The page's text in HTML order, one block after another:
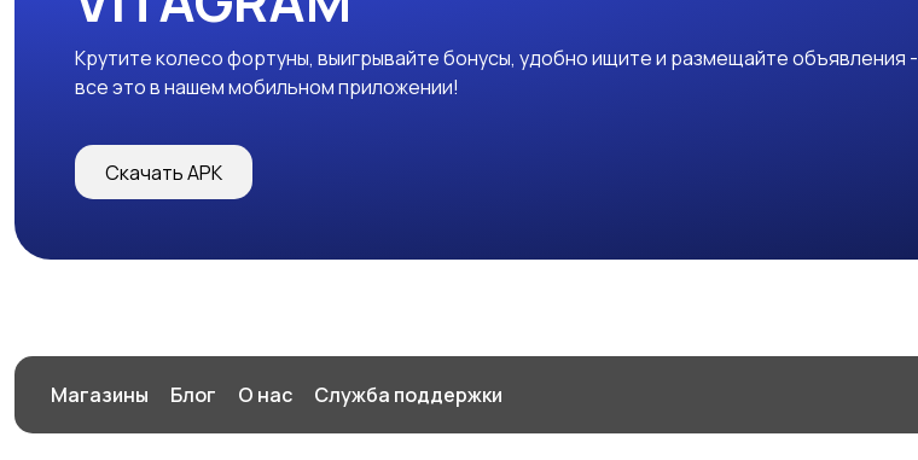
Крутите колесо фортуны, выигрывайте бонусы, удобно ищите и размещайте объявления -
все это в нашем мобильном приложении!
Скачать APK
Магазины Блог О нас Служба поддержки